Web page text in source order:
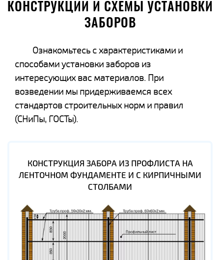
КОНСТРУКЦИИ И СХЕМЫ УСТАНОВКИ
ЗАБОРОВ
Ознакомьтесь с характеристиками и
способами установки заборов из
интересующих вас материалов. При
возведении мы придерживаемся всех
стандартов строительных норм и правил
(СНиПы, ГОСТы).
КОНСТРУКЦИЯ ЗАБОРА ИЗ ПРОФЛИСТА НА
ЛЕНТОЧНОМ ФУНДАМЕНТЕ И С КИРПИЧНЫМИ
СТОЛБАМИ